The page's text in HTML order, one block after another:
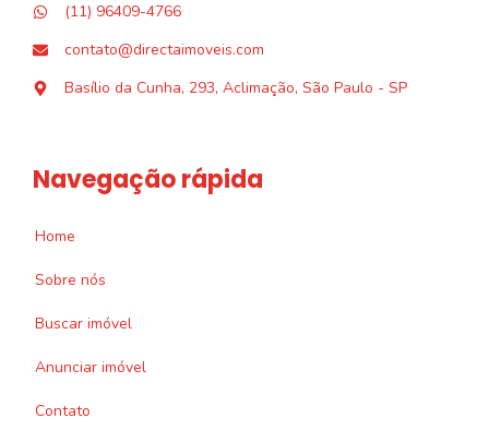
(11) 96409-4766
contato@directaimoveis.com
Basílio da Cunha, 293, Aclimação, São Paulo - SP
Navegação rápida
Home
Sobre nós
Buscar imóvel
Anunciar imóvel
Contato